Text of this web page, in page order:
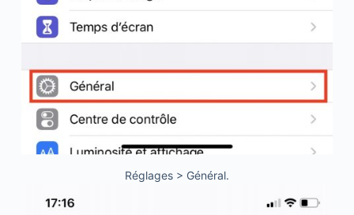
Réglages > Général.